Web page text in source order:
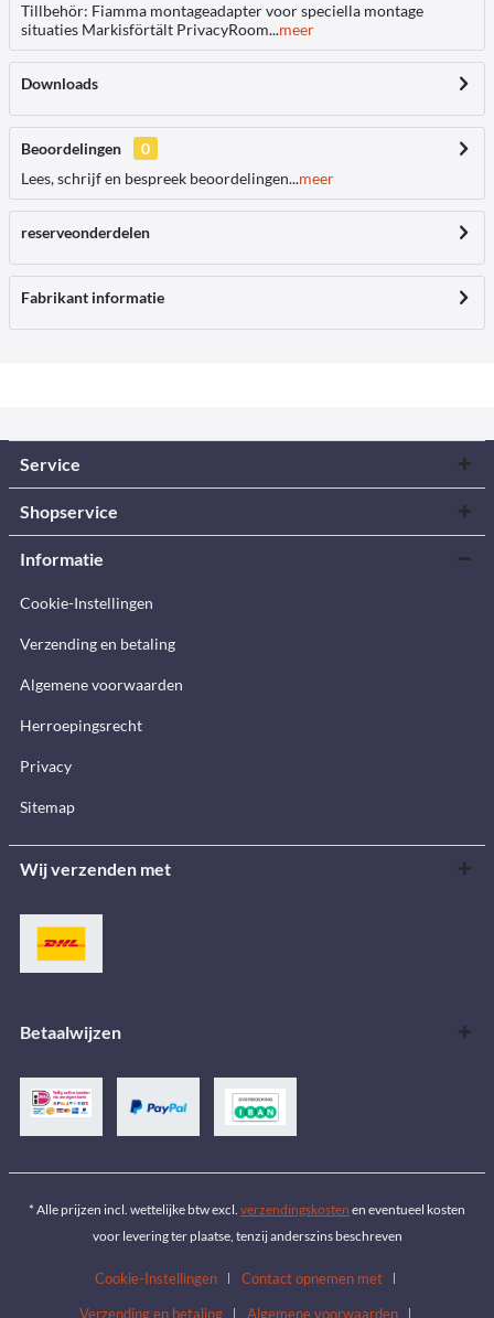
Tillbehör: Fiamma montageadapter voor speciella montage
situaties Markisförtält PrivacyRoom...meer
Downloads
Beoordelingen
0
Lees, schrijf en bespreek beoordelingen...meer
reserveonderdelen
Fabrikant informatie
Service
Shopservice
Informatie
Cookie-Instellingen
Verzending en betaling
Algemene voorwaarden
Herroepingsrecht
Privacy
Sitemap
Wij verzenden met
Betaalwijzen
* Alle prijzen incl. wettelijke btw excl. verzendingskosten en eventueel kosten
voor levering ter plaatse, tenzij anderszins beschreven
Cookie-Instellingen
Contact opnemen met
Verzending en betaling
Algemene voorwaarden